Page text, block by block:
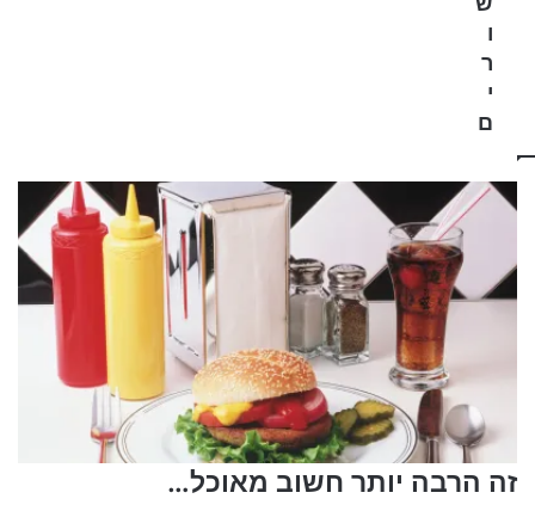
ר
כ
א
ו
ו
ר
י
ם
זה הרבה יותר חשוב מאוכל…